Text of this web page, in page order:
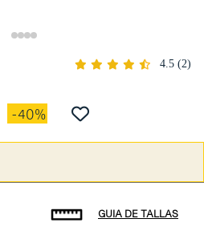
4.5 (2)
-40%
GUIA DE TALLAS